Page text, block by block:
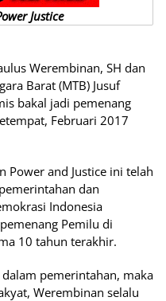
Justice
Werembinan, SH dan
Barat (MTB) Jusuf
bakal jadi pemenang
Februari 2017
Power and Justice ini telah
dan
Indonesia
Pemilu di
10 tahun terakhir.
pemerintahan, maka
Werembinan selalu